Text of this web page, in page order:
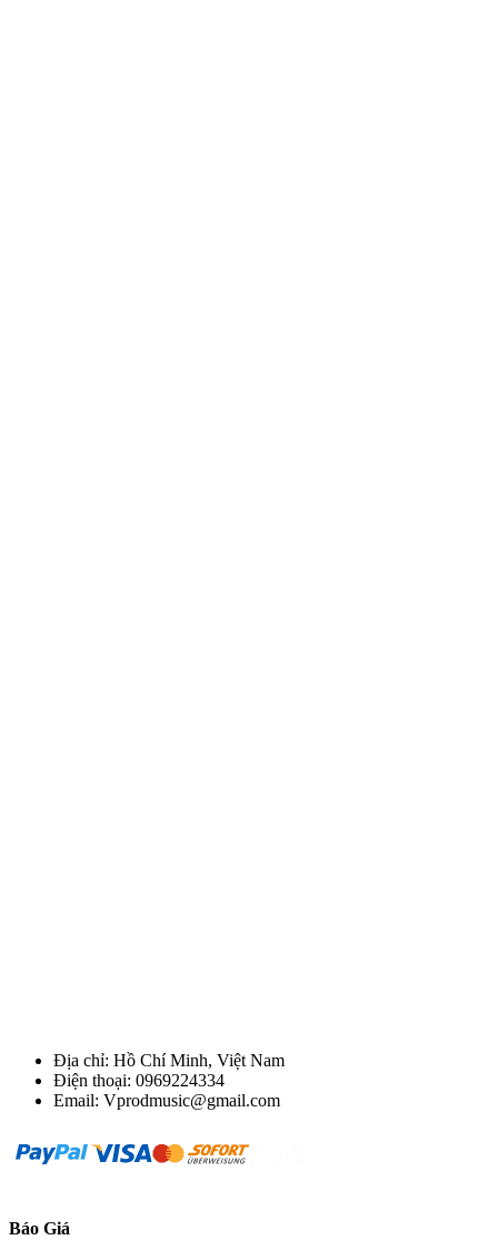
Địa chỉ: Hồ Chí Minh, Việt Nam
Điện thoại: 0969224334
Email: Vprodmusic@gmail.com
Báo Giá